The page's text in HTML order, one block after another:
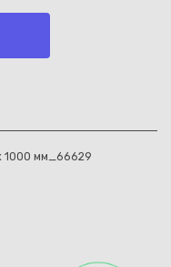
1000 мм_66629